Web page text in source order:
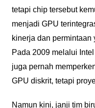
tetapi chip tersebut
menjadi GPU
kinerja dan
Pada 2009 melalui
juga pernah
GPU diskrit, tetapi
Namun kini, janji tim